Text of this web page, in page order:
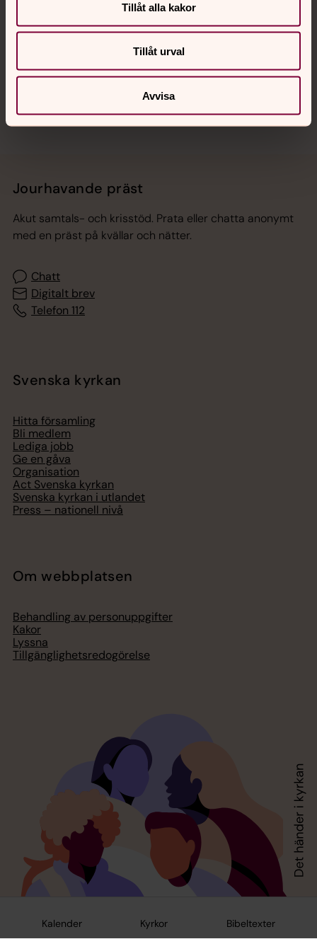
Tillåt alla kakor
Tillåt urval
Avvisa
Kalender Kyrkor Bibeltexter
Hitta snabbt
Sociala kanaler
Jourhavande präst
Akut samtals- och krisstöd. Prata eller chatta anonymt
med en präst på kvällar och nätter.
Chatt
Digitalt brev
Telefon 112
Svenska kyrkan
Hitta församling
Bli medlem
Lediga jobb
Ge en gåva
Organisation
Act Svenska kyrkan
Svenska kyrkan i utlandet
Press – nationell nivå
Om webbplatsen
Behandling av personuppgifter
Kakor
Lyssna
Tillgänglighetsredogörelse